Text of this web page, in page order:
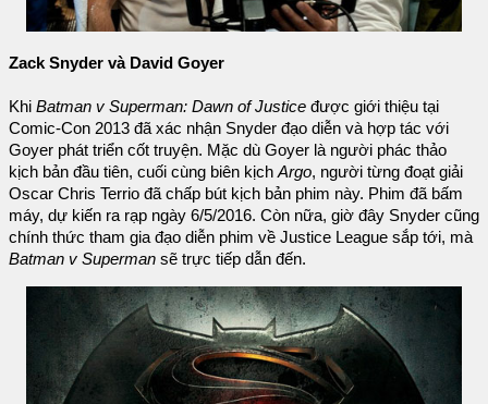
Zack Snyder và David Goyer
Khi Batman v Superman: Dawn of Justice được giới thiệu tại
Comic-Con 2013 đã xác nhận Snyder đạo diễn và hợp tác với
Goyer phát triển cốt truyện. Mặc dù Goyer là người phác thảo
kịch bản đầu tiên, cuối cùng biên kịchArgo, người từng đoạt giải
Oscar Chris Terrio đã chấp bút kịch bản phim này. Phim đã bấm
máy, dự kiến ra rạp ngày 6/5/2016. Còn nữa, giờ đây Snyder cũng
chính thức tham gia đạo diễn phim về Justice League sắp tới, mà
Batman v Superman sẽ trực tiếp dẫn đến.